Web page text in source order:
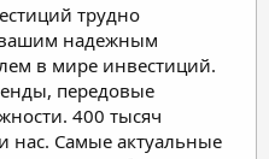
трудно
вашим надежным
в мире инвестиций.
передовые
400 тысяч
нас. Самые актуальные